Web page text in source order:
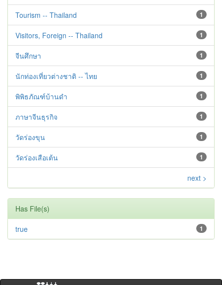
1
Tourism -- Thailand
1
Visitors, Foreign -- Thailand
1
จีนศึกษา
1
นักท่องเที่ยวต่างชาติ -- ไทย
1
พิพิธภัณฑ์บ้านดำ
1
ภาษาจีนธุรกิจ
1
วัดร่องขุน
1
วัดร่องเสือเต้น
next >
Has File(s)
1
true